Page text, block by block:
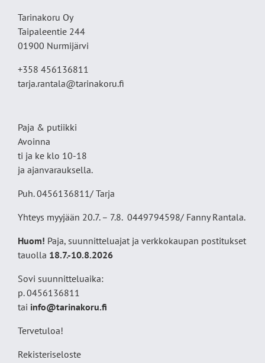
Tarinakoru Oy
Taipaleentie 244
01900 Nurmijärvi
+358 456136811
tarja.rantala@tarinakoru.fi
Paja & putiikki
Avoinna
ti ja ke klo 10-18
ja ajanvarauksella.
Puh. 0456136811/ Tarja
Yhteys myyjään 20.7. – 7.8. 0449794598/ Fanny Rantala.
Huom! Paja, suunnitteluajat ja verkkokaupan postitukset
tauolla 18.7.-10.8.2026
Sovi suunnitteluaika:
p. 0456136811
tai info@tarinakoru.fi
Tervetuloa!
Rekisteriseloste